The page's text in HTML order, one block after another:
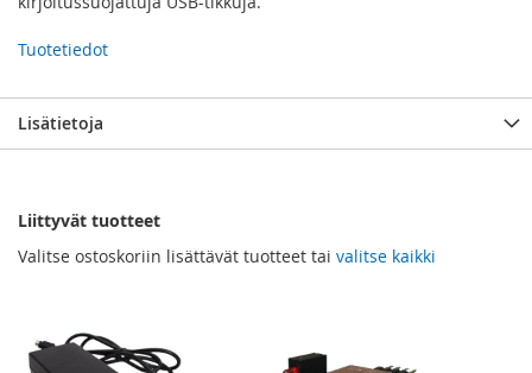
Tuotetiedot
Lisätietoja
Liittyvät tuotteet
Valitse ostoskoriin lisättävät tuotteet tai valitse kaikki